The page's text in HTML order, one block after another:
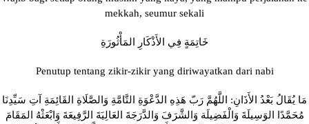
mekkah, seumur sekali
خَاتِمَةٍ فِي الأَذْكَارِ المَأْثُورَةِ
Penutup tentang zikir-zikir yang diriwayatkan dari nabi
مَا يُقَالُ بَعْدُ الأَذَانِ: اللَّهُمَّ رَبّ هَذِهِ الدَّعْوَةِ التَّامَّةِ وَالصَّلَاةِ القَائِمَةِ آتِ سَيِّدِنَا
مُحَمَّدًا الوَسِيلَةَ وَالْفَضِيلَة وَالشَّرَفَ وَالدَّرَجَةَ العَالِيَةَ الرَّفِيعَةَ وَابْعَثْهُ المَقَامَ